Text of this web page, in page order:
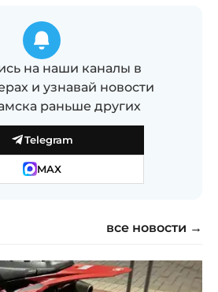
на наши каналы в
и узнавай новости
раньше других
Telegram
MAX
все новости →